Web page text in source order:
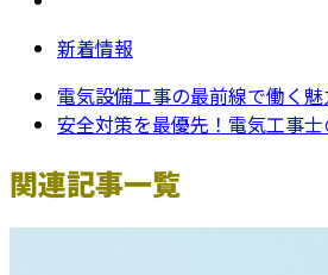
新着情報
電気設備工事の最前線で働く魅
安全対策を最優先！電気工事
関連記事一覧